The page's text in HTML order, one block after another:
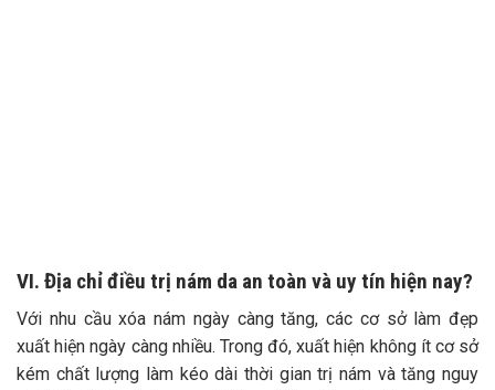
VI. Địa chỉ điều trị nám da an toàn và uy tín hiện nay?
Với nhu cầu xóa nám ngày càng tăng, các cơ sở làm đẹp
xuất hiện ngày càng nhiều. Trong đó, xuất hiện không ít cơ sở
kém chất lượng làm kéo dài thời gian trị nám và tăng nguy